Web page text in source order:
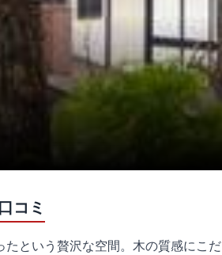
コミ
という贅沢な空間。木の質感にこだ